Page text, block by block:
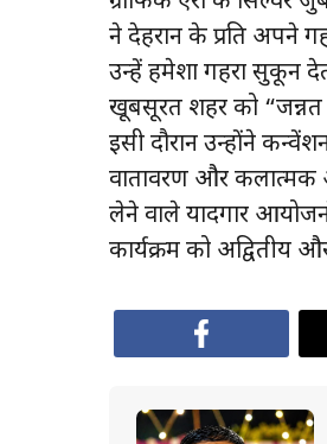
ने देहरादून के प्रति अपने
उन्हें हमेशा गहरा सुकून
खूबसूरत शहर को “जन्नत
इसी दौरान उन्होंने
वातावरण और कलात्मक
लेने वाले यादगार
कार्यक्रम को अद्वितीय